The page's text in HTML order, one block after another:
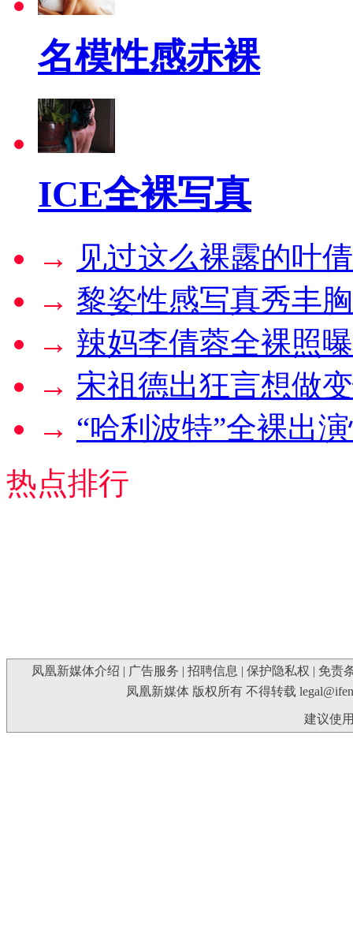
名模性感赤裸
ICE全裸写真
→
见过这么裸露的叶
→ 黎姿性感写真秀丰胸
→ 辣妈李倩蓉全裸照
→ 宋祖德出狂言想做
→ “哈利波特”全裸出
热点排行
凤凰新媒体介绍 | 广告服务 | 招聘信息 | 保护隐私权 | 免责
凤凰新媒体 版权所有 不得转载
建议使